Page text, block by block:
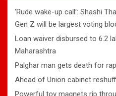
‘Rude wake-up call’: Shashi
Gen Z will be largest voting
Loan waiver disbursed to 6.2
Maharashtra
Palghar man gets death for
Ahead of Union cabinet